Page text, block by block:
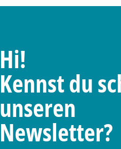
Hi!
Kennst du
unseren
Newsletter?